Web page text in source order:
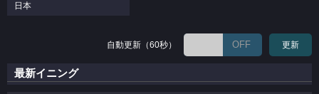
日本
自動更新（60秒） OFF 更新
最新イニング